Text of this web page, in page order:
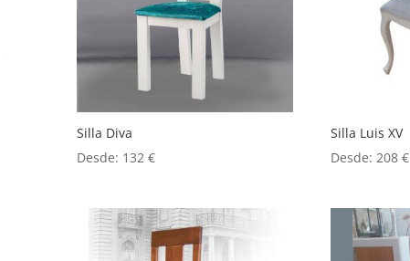
Silla Diva
Desde: 132€
Silla Luis XV
Desde:208€